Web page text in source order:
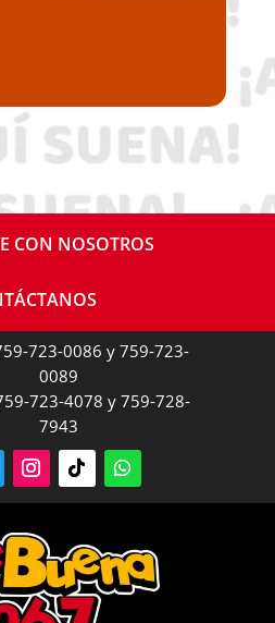
CON NOSOTROS
723-0086 y 759-723-
0089
723-4078 y 759-728-
7943